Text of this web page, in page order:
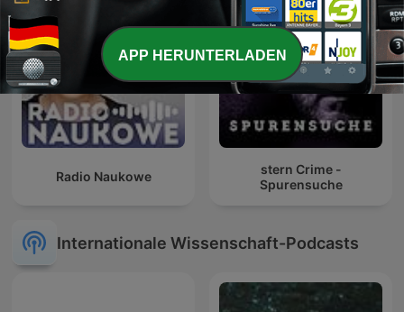
Radio Naukowe
stern Crime -
Spurensuche
Internationale Wissenschaft-Podcasts
APP HERUNTERLADEN